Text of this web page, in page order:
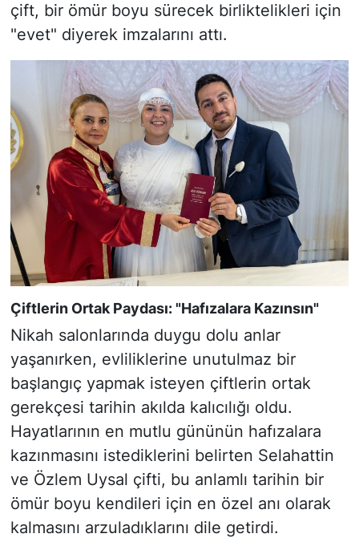
çift, bir ömür boyu sürecek birliktelikleri için
"evet" diyerek imzalarını attı.
Çiftlerin Ortak Paydası: "Hafızalara Kazınsın"
Nikah salonlarında duygu dolu anlar
yaşanırken, evliliklerine unutulmaz bir
başlangıç yapmak isteyen çiftlerin ortak
gerekçesi tarihin akılda kalıcılığı oldu.
Hayatlarının en mutlu gününün hafızalara
kazınmasını istediklerini belirten Selahattin
ve Özlem Uysal çifti, bu anlamlı tarihin bir
ömür boyu kendileri için en özel anı olarak
kalmasını arzuladıklarını dile getirdi.